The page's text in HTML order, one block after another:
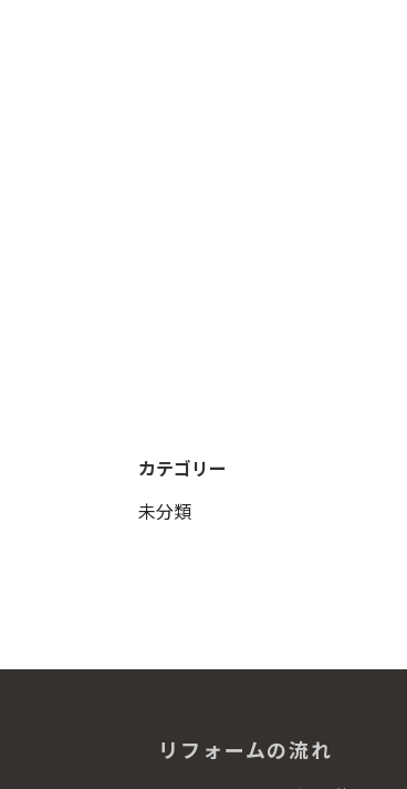
カテゴリー
未分類
リフォームの流れ